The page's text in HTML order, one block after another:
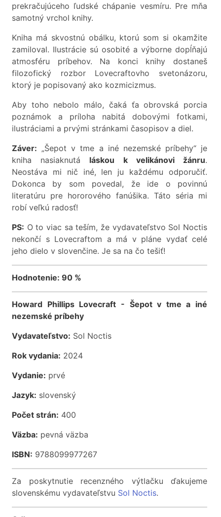
prekračujúceho ľudské chápanie vesmíru. Pre mňa
samotný vrchol knihy.
Kniha má skvostnú obálku, ktorú som si okamžite
zamiloval. Ilustrácie sú osobité a výborne dopĺňajú
atmosféru príbehov. Na konci knihy dostaneš
filozofický rozbor Lovecraftovho svetonázoru,
ktorý je popisovaný ako kozmicizmus.
Aby toho nebolo málo, čaká ťa obrovská porcia
poznámok a príloha nabitá dobovými fotkami,
ilustráciami a prvými stránkami časopisov a diel.
Záver: „Šepot v tme a iné nezemské príbehy“ je
kniha nasiaknutá láskou k velikánovi žánru.
Neostáva mi nič iné, len ju každému odporučiť.
Dokonca by som povedal, že ide o povinnú
literatúru pre hororového fanúšika. Táto séria mi
robí veľkú radosť!
PS: O to viac sa teším, že vydavateľstvo Sol Noctis
nekončí s Lovecraftom a má v pláne vydať celé
jeho dielo v slovenčine. Je sa na čo tešiť!
Hodnotenie: 90 %
Howard Phillips Lovecraft - Šepot v tme a iné
nezemské príbehy
Vydavateľstvo: Sol Noctis
Rok vydania: 2024
Vydanie: prvé
Jazyk: slovenský
Počet strán: 400
Väzba: pevná väzba
ISBN: 9788099977267
Za poskytnutie recenzného výtlačku ďakujeme
slovenskému vydavateľstvu Sol Noctis.